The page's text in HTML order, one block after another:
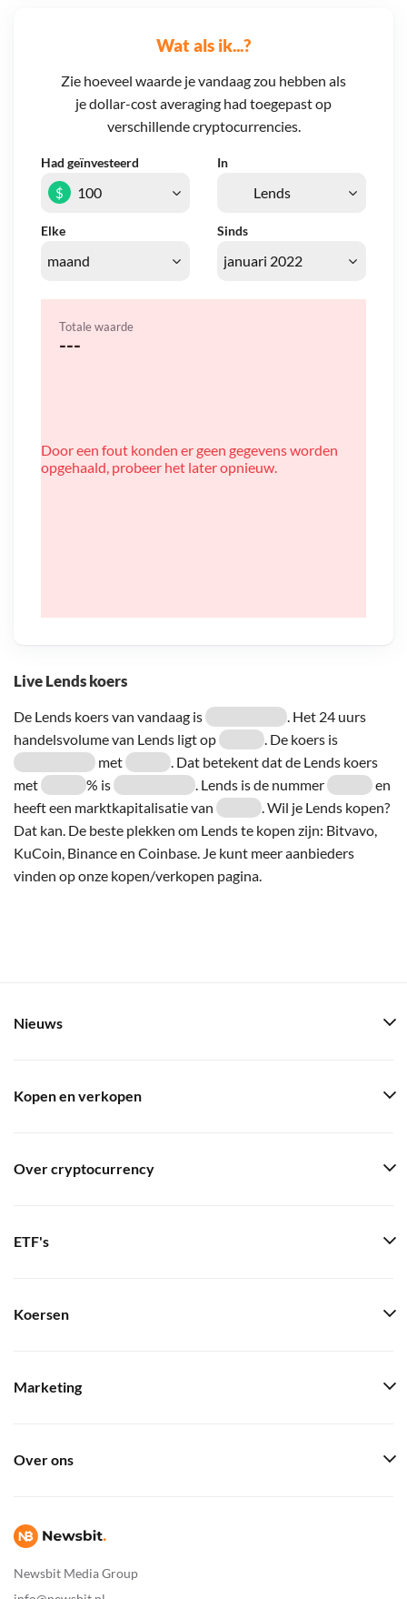
Live Lends koers
De Lends koers van vandaag is
. Het 24 uurs
handelsvolume van Lends ligt op
. De koers is
met
. Dat betekent dat de Lends koers
met
% is . Lends is de nummer
en
heeft een marktkapitalisatie van
. Wil je Lends kopen?
Dat kan. De beste plekken om Lends te kopen zijn: Bitvavo,
KuCoin, Binance en Coinbase. Je kunt meer aanbieders
vinden op onze kopen/verkopen pagina.
Wat als ik...?
Zie hoeveel waarde je vandaag zou hebben als
je dollar-cost averaging had toegepast op
verschillende cryptocurrencies.
Had geïnvesteerd In
Elke Sinds
$
Totale waarde
---
Door een fout konden er geen gegevens worden
opgehaald, probeer het later opnieuw.
Newsbit Media Group
Nieuws
Kopen en verkopen
Over cryptocurrency
ETF's
Koersen
Marketing
Over ons